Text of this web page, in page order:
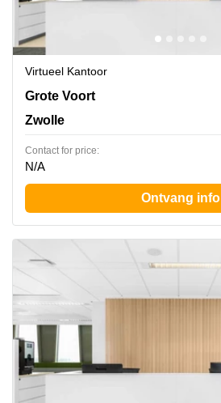
Virtueel Kantoor
Grote Voort 293-A, Zwolle
Grote Voort
Zwolle
Contact for price:
N/A
Ontvang info